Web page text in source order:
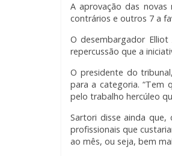
A aprovação das
contrários e outros 7 a
O desembargador
repercussão que a
O presidente do
para a categoria. “Tem
pelo trabalho hercúleo
Sartori disse ainda que,
profissionais que
ao mês, ou seja, bem